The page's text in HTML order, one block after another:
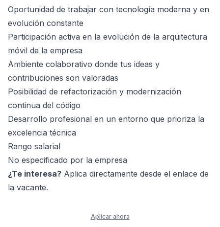
Oportunidad de trabajar con tecnología moderna y en
evolución constante
Participación activa en la evolución de la arquitectura
móvil de la empresa
Ambiente colaborativo donde tus ideas y
contribuciones son valoradas
Posibilidad de refactorización y modernización
continua del código
Desarrollo profesional en un entorno que prioriza la
excelencia técnica
Rango salarial
No especificado por la empresa
¿Te interesa? Aplica directamente desde el enlace de
la vacante.
Aplicar ahora